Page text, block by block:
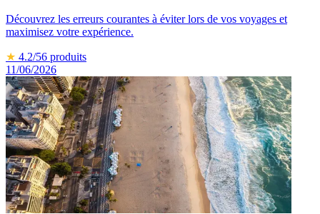
Découvrez les erreurs courantes à éviter lors de vos voyages et
maximisez votre expérience.
★ 4.2/56 produits
11/06/2026